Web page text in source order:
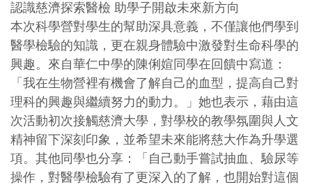
認識慈濟探索醫檢 助學子開啟未來新方向
本次科學營對學生的幫助深具意義，不僅讓他們學到
醫學檢驗的知識，更在親身體驗中激發對生命科學的
興趣。來自華仁中學的陳俐媗同學在回饋中寫道：
「我在生物營裡有機會了解自己的血型，提高自己對
理科的興趣與繼續努力的動力。」她也表示，藉由這
次活動初次接觸慈濟大學，對學校的教學氛圍與人文
精神留下深刻印象，並希望未來能將慈大作為升學選
項。其他同學也分享：「自己動手嘗試抽血、驗尿等
操作，對醫學檢驗有了更深入的了解，也開始對這個